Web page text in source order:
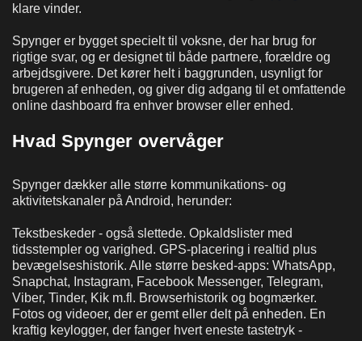
klare vinder.
Spynger er bygget specielt til voksne, der har brug for
rigtige svar, og er designet til både partnere, forældre og
arbejdsgivere. Det kører helt i baggrunden, usynligt for
brugeren af enheden, og giver dig adgang til et omfattende
online dashboard fra enhver browser eller enhed.
Hvad Spynger overvåger
Spynger dækker alle større kommunikations- og
aktivitetskanaler på Android, herunder:
Tekstbeskeder - også slettede. Opkaldslister med
tidsstempler og varighed. GPS-placering i realtid plus
bevægelseshistorik. Alle større besked-apps: WhatsApp,
Snapchat, Instagram, Facebook Messenger, Telegram,
Viber, Tinder, Kik m.fl. Browserhistorik og bogmærker.
Fotos og videoer, der er gemt eller delt på enheden. En
kraftig keylogger, der fanger hvert eneste tastetryk -